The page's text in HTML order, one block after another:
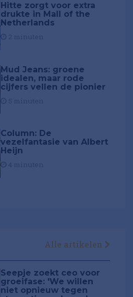
Hitte zorgt voor extra
drukte in Mall of the
Netherlands
Mud Jeans: groene
idealen, maar rode
cijfers vellen de pionier
Column: De
vezelfantasie van Albert
Heijn
Alle artikelen
Seepje zoekt ceo voor
groeifase: 'We willen
niet opnieuw tegen